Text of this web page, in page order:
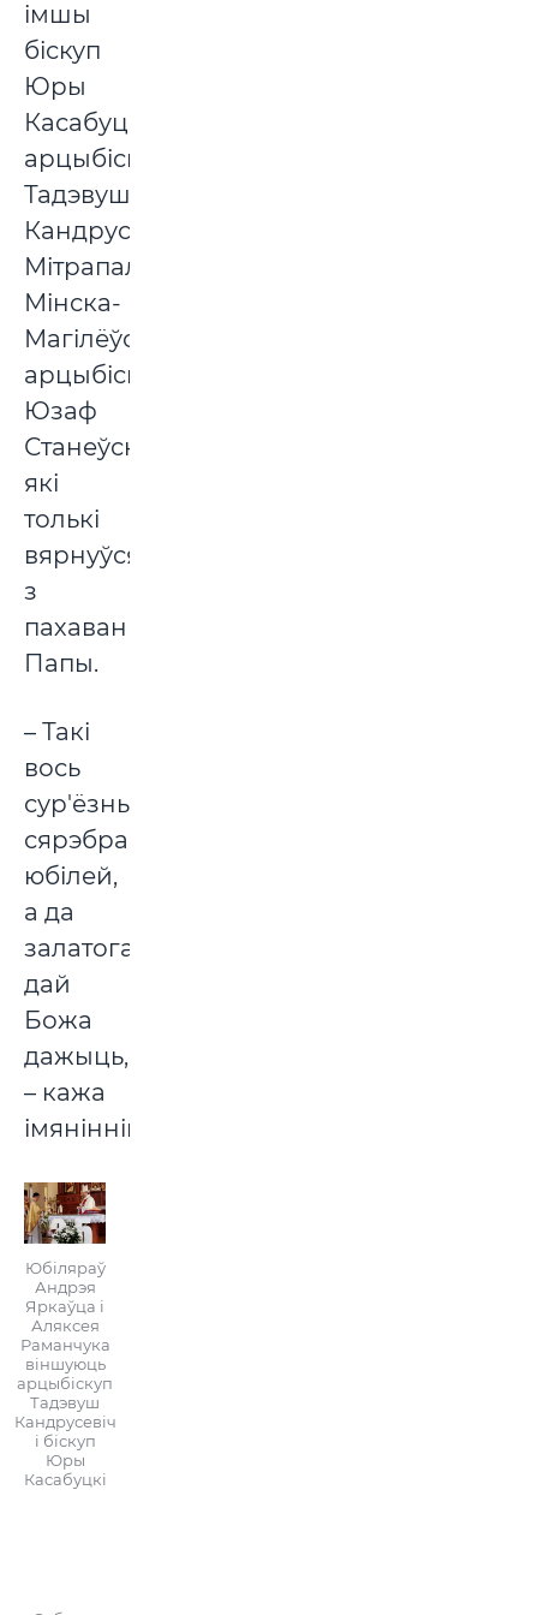
імшы
біскуп
Юры
Касабуцкі,
арцыбіскуп
Тадэвуш
Кандрусевіч,
Мітрапаліт
Мінска-
Магілёўскі
арцыбіскуп
Юзаф
Станеўскі,
які
толькі
вярнуўся
з
пахавання
Папы.
– Такі
вось
сур'ёзны
сярэбраны
юбілей,
а да
залатога
дай
Божа
дажыць,
– кажа
імяніннік.
Юбіляраў
Андрэя
Яркаўца і
Аляксея
Раманчука
віншуюць
арцыбіскуп
Тадэвуш
Кандрусевіч
і біскуп
Юры
Касабуцкі